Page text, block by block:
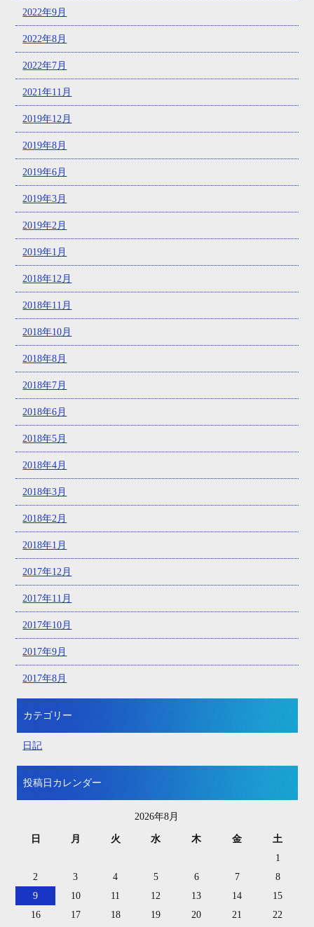
2022年9月
2022年8月
2022年7月
2021年11月
2019年12月
2019年8月
2019年6月
2019年3月
2019年2月
2019年1月
2018年12月
2018年11月
2018年10月
2018年8月
2018年7月
2018年6月
2018年5月
2018年4月
2018年3月
2018年2月
2018年1月
2017年12月
2017年11月
2017年10月
2017年9月
2017年8月
カテゴリー
日記
投稿日カレンダー
2026年8月
日 月 火 水 木 金
土
1
2
3 4 5 6 7
8
9
10 11 12 13 14
15
16
17 18 19 20 21 22